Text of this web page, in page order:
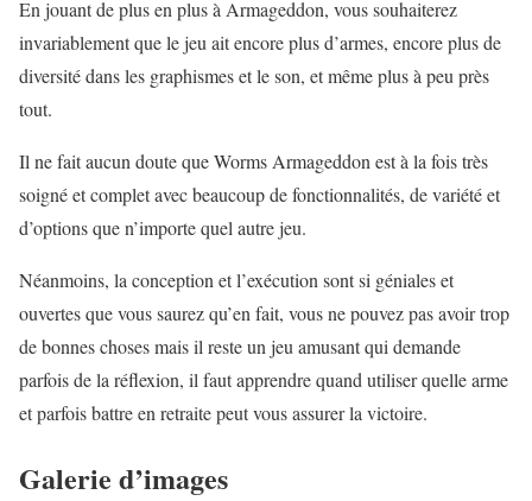
En jouant de plus en plus à Armageddon, vous souhaiterez
invariablement que le jeu ait encore plus d’armes, encore plus de
diversité dans les graphismes et le son, et même plus à peu près
tout.
Il ne fait aucun doute que Worms Armageddon est à la fois très
soigné et complet avec beaucoup de fonctionnalités, de variété et
d’options que n’importe quel autre jeu.
Néanmoins, la conception et l’exécution sont si géniales et
ouvertes que vous saurez qu’en fait, vous ne pouvez pas avoir trop
de bonnes choses mais il reste un jeu amusant qui demande
parfois de la réflexion, il faut apprendre quand utiliser quelle arme
et parfois battre en retraite peut vous assurer la victoire.
Galerie d’images